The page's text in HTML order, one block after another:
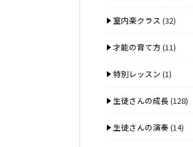
室内楽クラス (32)
才能の育て方 (11)
特別レッスン (1)
生徒さんの成長(128)
生徒さんの演奏(14)